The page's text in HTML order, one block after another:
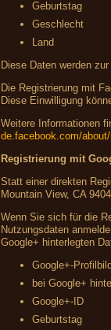
Geburtstag
Geschlecht
Land
Diese Daten werden
Die Registrierung mit
Diese Einwilligung
Weitere Informationen
de.facebook.com/
Registrierung mit
Statt einer direkten
Mountain View, CA
Wenn Sie sich für die
Nutzungsdaten
Google+ hinterlegten
Google+-Profilbild
bei Google+
Google+-ID
Geburtstag